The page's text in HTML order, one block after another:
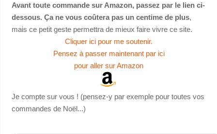
Avant toute commande sur Amazon, passez par le lien ci-
dessous. Ça ne vous coûtera pas un centime de plus,
mais ce petit geste permettra de mieux faire vivre ce site.
Cliquer ici pour me soutenir.
Pensez à passer maintenant par ici
pour aller sur Amazon
Je compte sur vous ! (pensez-y par exemple pour toutes vos
commandes de Noël...)